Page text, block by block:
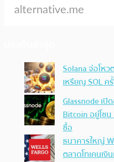
Solana จ่อโห
เหรียญ SOL ค
Glassnode เ
Bitcoin อยู่โซ
ซื้อ
ธนาคารใหญ่
ตลาดโทเคนเ